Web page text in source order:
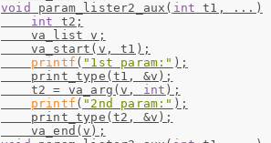
void
param_lister2_aux( int t1, ...)
int t2;
    va_list v;
    va_start(v, t1);
printf ( "1st param:" );
    print_type(t1, &v);
    t2 = va_arg(v,
int );
printf ( "2nd param:" );
    print_type(t2, &v);